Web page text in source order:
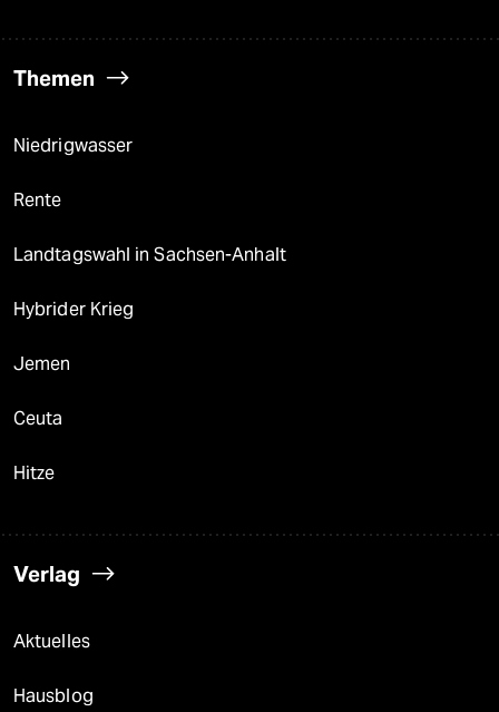
Themen
Niedrigwasser
Rente
Landtagswahl in Sachsen-Anhalt
Hybrider Krieg
Jemen
Ceuta
Hitze
Verlag
Aktuelles
Hausblog